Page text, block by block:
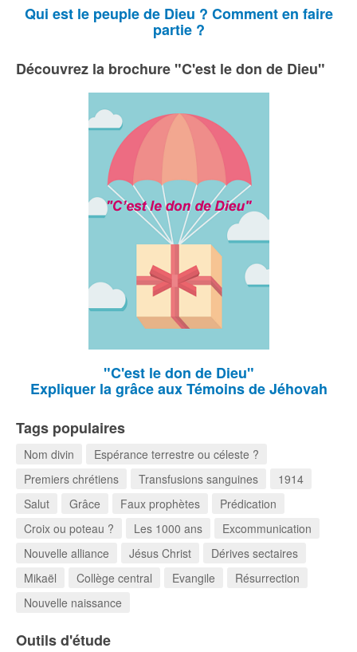
Qui est le peuple de Dieu ? Comment en faire
partie ?
Découvrez la brochure "C'est le don de Dieu"
"C'est le don de Dieu"
Expliquer la grâce aux Témoins de Jéhovah
Tags populaires
Nom divin
Espérance terrestre ou céleste ?
Premiers chrétiens
Transfusions sanguines
1914
Salut
Grâce Faux prophètes
Prédication
Croix ou poteau ?
Les 1000 ans
Excommunication
Nouvelle alliance
Jésus Christ
Dérives sectaires
Mikaël
Collège central Evangile
Résurrection
Nouvelle naissance
Outils d'étude